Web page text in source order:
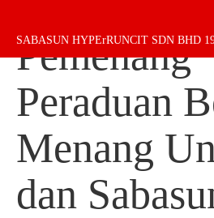
SABASUN HYPErRUNCIT SDN BHD
Pemenang
Peraduan
Menang
dan